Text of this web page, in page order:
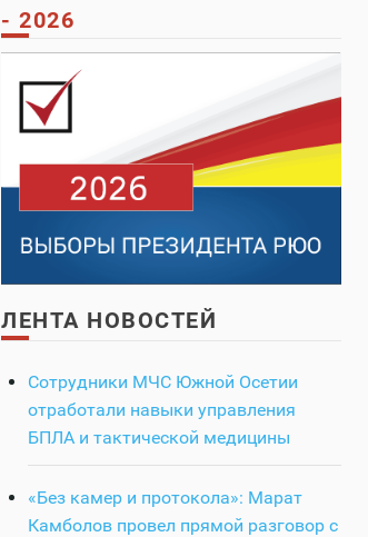
- 2026
ЛЕНТА НОВОСТЕЙ
Сотрудники МЧС Южной Осетии
отработали навыки управления
БПЛА и тактической медицины
«Без камер и протокола»: Марат
Камболов провел прямой разговор с